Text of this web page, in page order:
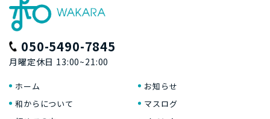
050-5490-7845
月曜定休日 13:00~21:00
ホーム
和からについて
お知らせ
マスログ